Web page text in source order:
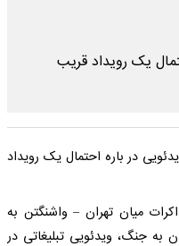
در باره احتمال یک رویداد
میان تهران – واشنگتن به
به جنگ، ویدئویی تبلیغاتی در